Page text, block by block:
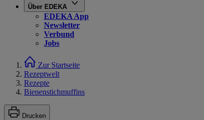
Über EDEKA
EDEKA App
Newsletter
Verbund
Jobs
Zur Startseite
Rezeptwelt
Rezepte
Bienenstichmuffins
Drucken